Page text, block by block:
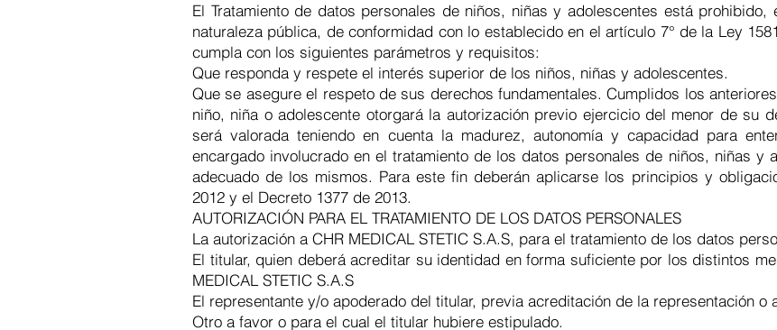
El Tratamiento de datos personales de niños, niñas y adolescentes está
naturaleza pública, de conformidad con lo establecido en el artículo 7° de la Ley
cumpla con los siguientes parámetros y requisitos:
Que responda y respete el interés superior de los niños, niñas y adolescentes.
Que se asegure el respeto de sus derechos fundamentales. Cumplidos los
niño, niña o adolescente otorgará la autorización previo ejercicio del menor de su
será valorada teniendo en cuenta la madurez, autonomía y capacidad para
encargado involucrado en el tratamiento de los datos personales de niños, niñas y
adecuado de los mismos. Para este fin deberán aplicarse los principios y
2012 y el Decreto 1377 de 2013.
AUTORIZACIÓN PARA EL TRATAMIENTO DE LOS DATOS PERSONALES
La autorización a CHR MEDICAL STETIC S.A.S, para el tratamiento de los datos
El titular, quien deberá acreditar su identidad en forma suficiente por los distintos
MEDICAL STETIC S.A.S
El representante y/o apoderado del titular, previa acreditación de la representación o
Otro a favor o para el cual el titular hubiere estipulado.